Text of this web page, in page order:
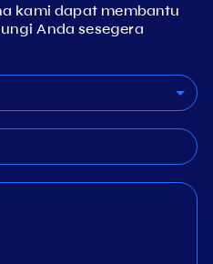
kami dapat membantu
Anda sesegera